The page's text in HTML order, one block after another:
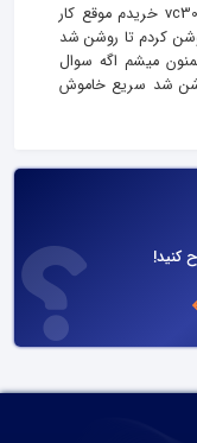
سلام من یک ماهه که جاروبرقی اوژن مدلvc300 خریدم موقع کار
کردم تا روشن شد
میشم اگه سوال
شد سریع خاموش